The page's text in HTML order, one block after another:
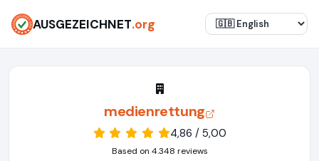
AUSGEZEICHNET.org
medienrettung
4,86 / 5,00
Based on 4.348 reviews